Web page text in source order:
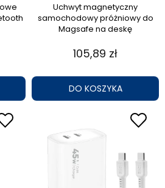
Uchwyt magnetyczny
samochodowy próżniowy do
Magsafe na deskę
105,89 zł
DO KOSZYKA